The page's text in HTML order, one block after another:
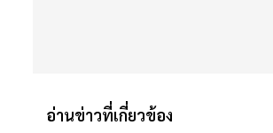
อ่านข่าวที่เกี่ยวข้อง